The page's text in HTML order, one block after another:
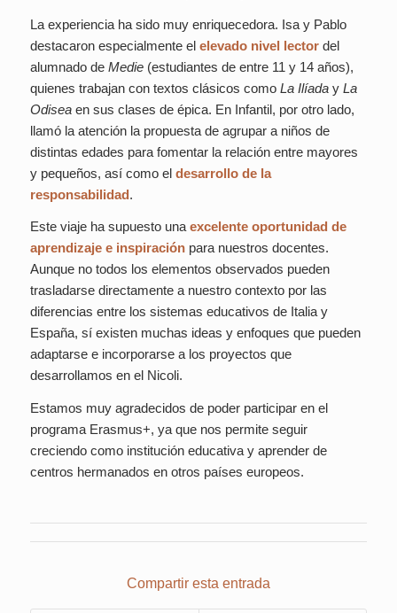
La experiencia ha sido muy enriquecedora. Isa y Pablo
destacaron especialmente el elevado nivel lectordel
alumnado de Medie(estudiantes de entre 11 y 14 años),
quienes trabajan con textos clásicos como La Ilíaday La
Odiseaen sus clases de épica. En Infantil, por otro lado,
llamó la atención la propuesta de agrupar a niños de
distintas edades para fomentar la relación entre mayores
y pequeños, así como el desarrollo de la
responsabilidad.
Este viaje ha supuesto una excelente oportunidad de
aprendizaje e inspiraciónpara nuestros docentes.
Aunque no todos los elementos observados pueden
trasladarse directamente a nuestro contexto por las
diferencias entre los sistemas educativos de Italia y
España, sí existen muchas ideas y enfoques que pueden
adaptarse e incorporarse a los proyectos que
desarrollamos en el Nicoli.
Estamos muy agradecidos de poder participar en el
programa Erasmus+, ya que nos permite seguir
creciendo como institución educativa y aprender de
centros hermanados en otros países europeos.
Compartir esta entrada